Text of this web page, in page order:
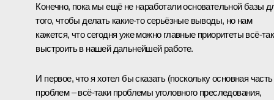
Конечно, пока мы ещё не наработали основательной базы
того, чтобы делать какие‑то серьёзные выводы, но нам
кажется, что сегодня уже можно главные приоритеты
выстроить в нашей дальнейшей работе.
И первое, что я хотел бы сказать (поскольку основная часть
проблем – всё‑таки проблемы уголовного преследования,